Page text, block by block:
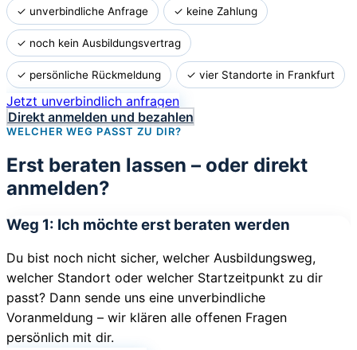
✓ unverbindliche Anfrage ✓ keine Zahlung
✓ noch kein Ausbildungsvertrag
✓ persönliche Rückmeldung ✓ vier Standorte in Frankfurt
Jetzt unverbindlich anfragen
Direkt anmelden und bezahlen
WELCHER WEG PASST ZU DIR?
Erst beraten lassen – oder direkt
anmelden?
Weg 1: Ich möchte erst beraten werden
Du bist noch nicht sicher, welcher Ausbildungsweg,
welcher Standort oder welcher Startzeitpunkt zu dir
passt? Dann sende uns eine unverbindliche
Voranmeldung – wir klären alle offenen Fragen
persönlich mit dir.